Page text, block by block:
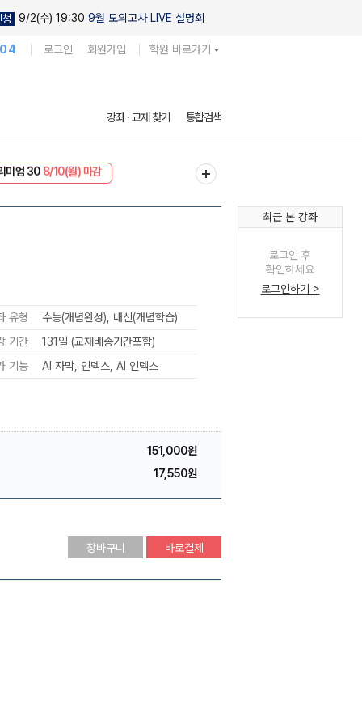
청 9/2(수) 19:30 9월 모의고사 LIVE 설명회
로그인 회원가입 학원 바로가기
강좌 · 교재 찾기 통합검색
8/10(월) 마감
유형
수능(개념완성), 내신(개념학습)
기간
131일 (교재배송기간포함)
기능 AI 자막 인덱스 AI 인덱스
151,000원
17,550원
장바구니 바로결제
최근 본 강좌
로그인 후
확인하세요
로그인하기 >